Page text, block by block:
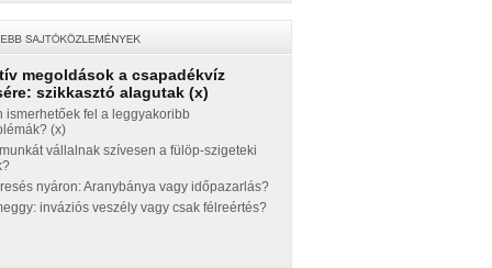
megoldások a csapadékvíz
szikkasztó alagutak (x)
ismerhetőek fel a leggyakoribb
(x)
vállalnak szívesen a fülöp-szigeteki
nyáron: Aranybánya vagy időpazarlás?
inváziós veszély vagy csak félreértés?